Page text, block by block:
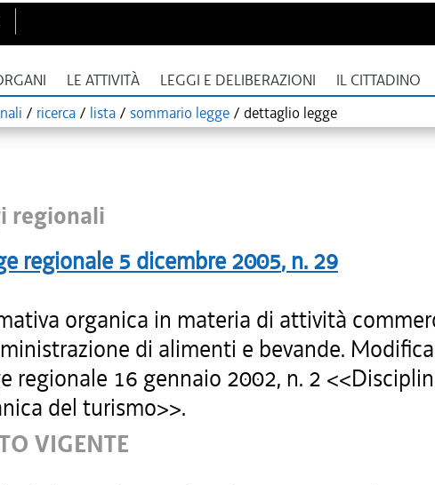
LE ATTIVITÀ LEGGI E DELIBERAZIONI IL CITTADINO
/ ricerca / lista / sommario legge / dettaglio legge
regionali
regionale 5 dicembre 2005, n. 29
organica in materia di attività
di alimenti e bevande.
regionale 16 gennaio 2002, n. 2
del turismo>>.
VIGENTE